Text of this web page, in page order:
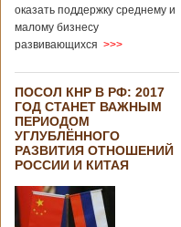
оказать поддержку среднему и
малому бизнесу
развивающихся >>>
ПОСОЛ КНР В РФ: 2017
ГОД СТАНЕТ ВАЖНЫМ
ПЕРИОДОМ
УГЛУБЛЁННОГО
РАЗВИТИЯ ОТНОШЕНИЙ
РОССИИ И КИТАЯ